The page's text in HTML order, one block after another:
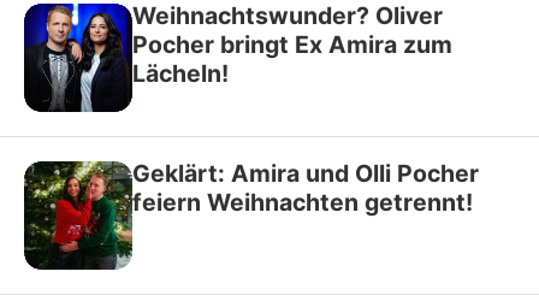
Weihnachtswunder? Oliver
Pocher bringt Ex Amira zum
Lächeln!
Geklärt: Amira und Olli Pocher
feiern Weihnachten getrennt!